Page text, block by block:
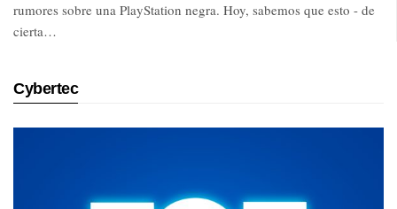
rumores sobre una PlayStation negra. Hoy, sabemos que esto - de
cierta…
Cybertec